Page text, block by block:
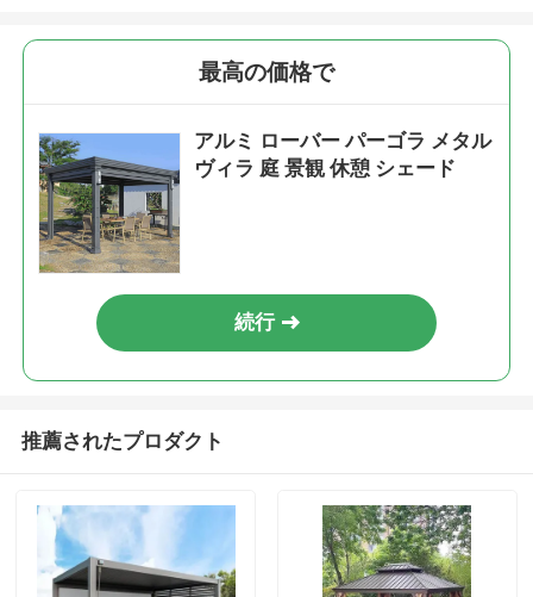
最高の価格で
アルミ ローバー パーゴラ メタル
ヴィラ 庭 景観 休憩 シェード
続行
推薦されたプロダクト